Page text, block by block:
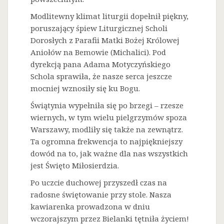
Modlitewny klimat liturgii dopełnił piękny,
poruszający śpiew Liturgicznej Scholi
Dorosłych z Parafii Matki Bożej Królowej
Aniołów na Bemowie (Michalici). Pod
dyrekcją pana Adama Motyczyńskiego
Schola sprawiła, że nasze serca jeszcze
mocniej wznosiły się ku Bogu.
Świątynia wypełniła się po brzegi – rzesze
wiernych, w tym wielu pielgrzymów spoza
Warszawy, modliły się także na zewnątrz.
Ta ogromna frekwencja to najpiękniejszy
dowód na to, jak ważne dla nas wszystkich
jest Święto Miłosierdzia.
Po uczcie duchowej przyszedł czas na
radosne świętowanie przy stole. Nasza
kawiarenka prowadzona w dniu
wczorajszym przez Bielanki tętniła życiem!